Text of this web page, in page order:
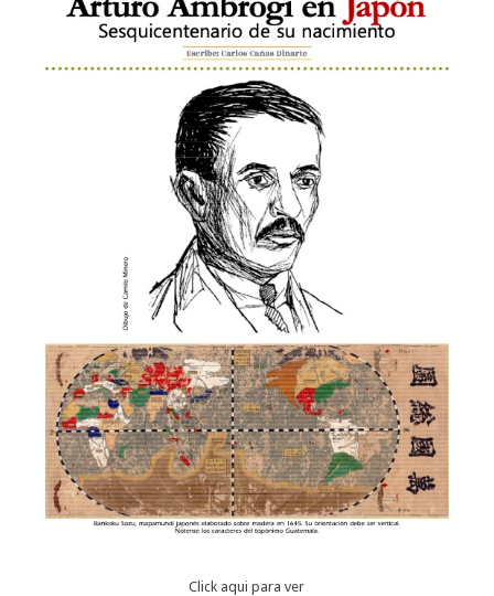
Click aqui para ver